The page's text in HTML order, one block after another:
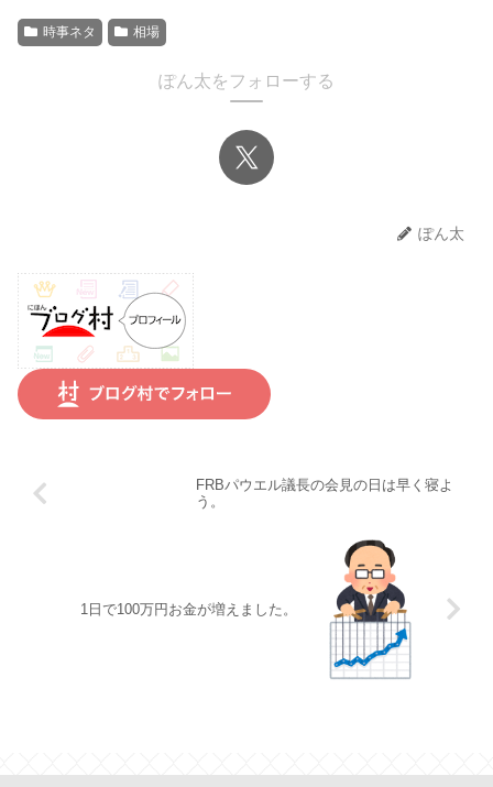
時事ネタ 相場
ぽん太をフォローする
ぽん太
FRBパウエル議長の会見の日は早く寝よ
う。
1日で100万円お金が増えました。